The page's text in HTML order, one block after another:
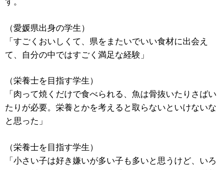
（愛媛県出身の学生）
「すごくおいしくて、県をまたいでいい食材に出会え
て、自分の中ではすごく満足な経験」
（栄養士を目指す学生）
「肉って焼くだけで食べられる、魚は骨抜いたりさばい
たりが必要。栄養とかを考えると取らないといけないな
と思った」
（栄養士を目指す学生）
「小さい子は好き嫌いが多い子も多いと思うけど、いろ